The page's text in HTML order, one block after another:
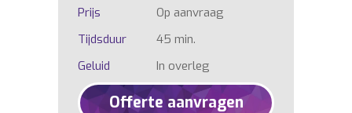
Prijs
Op aanvraag
Tijdsduur
45 min.
Geluid
In overleg
Offerte aanvragen